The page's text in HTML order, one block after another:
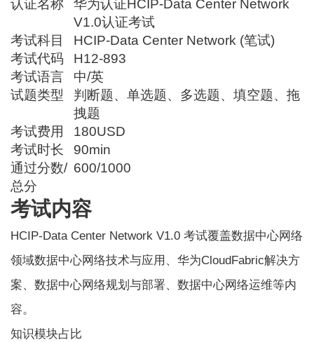
认证名称
华为认证HCIP-Data Center Network
V1.0认证考试
考试科目
HCIP-Data Center Network (笔试)
考试代码
H12-893
考试语言
中/英
试题类型
判断题、单选题、多选题、填空题、拖
拽题
考试费用
180USD
考试时长
90min
通过分数/
总分
600/1000
考试内容
HCIP-Data Center Network V1.0 考试覆盖数据中心网络
领域数据中心网络技术与应用、华为CloudFabric解决方
案、数据中心网络规划与部署、数据中心网络运维等内
容。
知识模块占比